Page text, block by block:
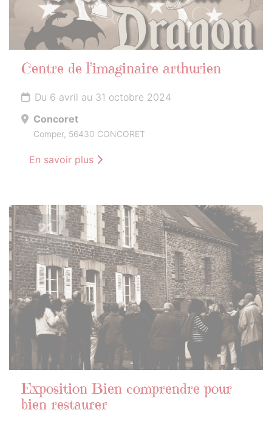
Centre de l’imaginaire arthurien
Du 6 avril au 31 octobre 2024
Concoret
Comper, 56430 CONCORET
En savoir plus
21
SEPTEMBRE
2024
Exposition Bien comprendre pour
bien restaurer